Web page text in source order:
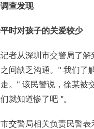
查发现
时对孩子的关爱较少
者从深圳市交警局了
间缺乏沟通。" 我们了
。" 该民警说，徐某被
就知道惨了吧 "。
交警局相关负责民警